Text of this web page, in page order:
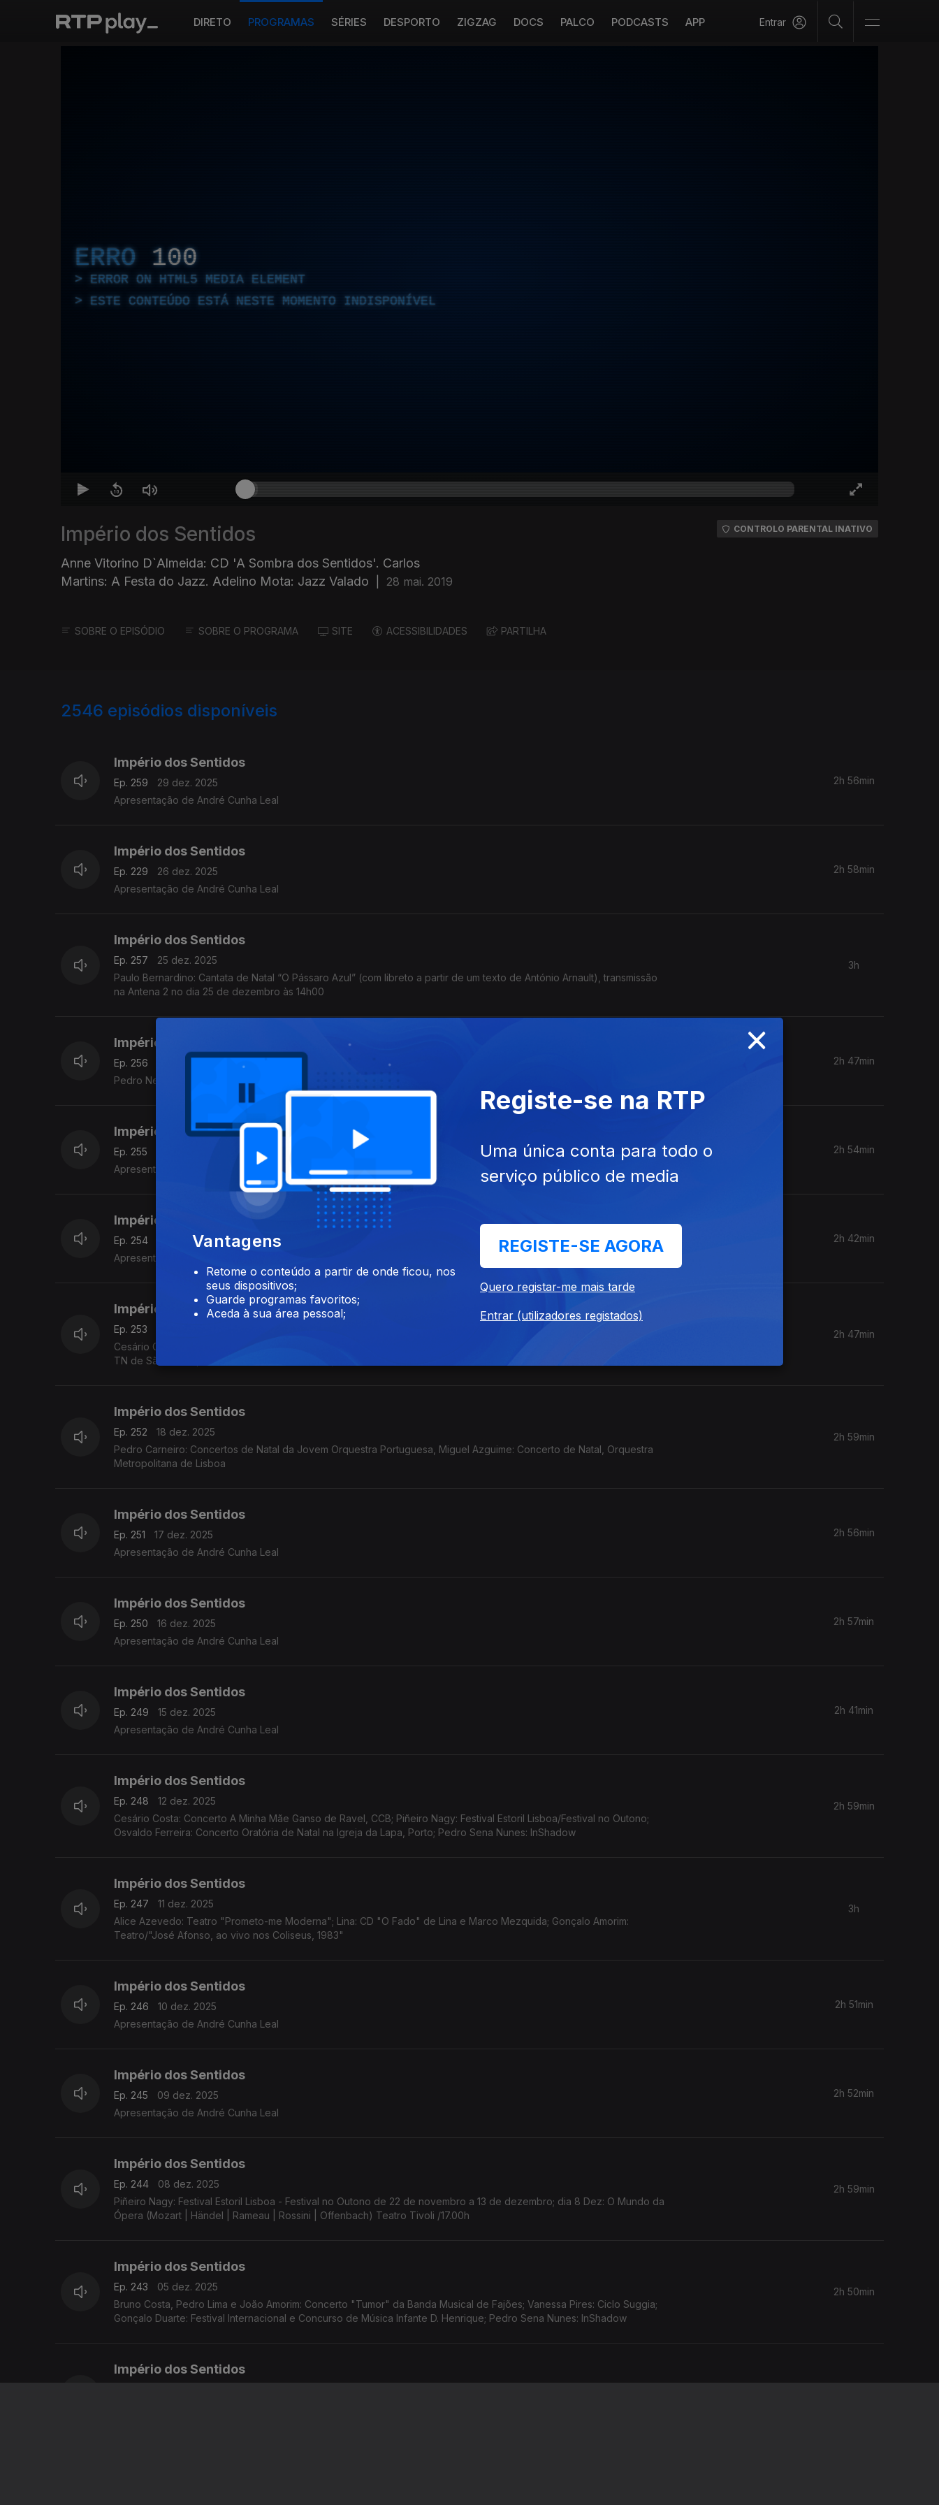
DIRETO PROGRAMAS SÉRIES DESPORTO ZIGZAG DOCS PALCO PODCASTS APP Entrar
ERRO 100
ERROR ON HTML5 MEDIA ELEMENT
ESTE CONTEÚDO ESTÁ NESTE MOMENTO INDISPONÍVEL
Império dos Sentidos
Anne Vitorino D`Almeida: CD 'A Sombra dos Sentidos'. Carlos
Martins: A Festa do Jazz. Adelino Mota: Jazz Valado
28 mai. 2019
CONTROLO PARENTAL INATIVO
SOBRE O EPISÓDIO SOBRE O PROGRAMA SITE ACESSIBILIDADES PARTILHA
2546 episódios disponíveis
Império dos Sentidos
Ep. 259
29 dez. 2025
Apresentação de André Cunha Leal
2h 56min
Império dos Sentidos
Ep. 229
26 dez. 2025
Apresentação de André Cunha Leal
2h 58min
Império dos Sentidos
Ep. 257
25 dez. 2025
Paulo Bernardino: Cantata de Natal “O Pássaro Azul” (com libreto a partir de um texto de António Arnault), transmissão
na Antena 2 no dia 25 de dezembro às 14h00
3h
Império dos Sentidos
Ep. 256
Pedro Neves: CD Northern Train (Portajazz); André Carvalho: CD "Of Fragility and Impermanence" (jazz)
2h 47min
Império dos Sentidos
Ep. 255
Apresentação de André Cunha Leal
2h 54min
Império dos Sentidos
Ep. 254
22 dez. 2025
Apresentação de André Cunha Leal
2h 42min
Império dos Sentidos
Ep. 253
Cesário Costa: Concerto de Natal/Missa para a noite de Natal de Ponchielli, pela Orq.Sinfónica Portuguesa e Coro do
TN de São Carlos, dia 21 de dezembro no CCB;
2h 47min
Império dos Sentidos
Ep. 252
18 dez. 2025
Pedro Carneiro: Concertos de Natal da Jovem Orquestra Portuguesa, Miguel Azguime: Concerto de Natal, Orquestra
Metropolitana de Lisboa
2h 59min
Império dos Sentidos
Ep. 251
17 dez. 2025
Apresentação de André Cunha Leal
2h 56min
Império dos Sentidos
Ep. 250
16 dez. 2025
Apresentação de André Cunha Leal
2h 57min
Império dos Sentidos
Ep. 249
15 dez. 2025
Apresentação de André Cunha Leal
2h 41min
Império dos Sentidos
Ep. 248
12 dez. 2025
Cesário Costa: Concerto A Minha Mãe Ganso de Ravel, CCB; Piñeiro Nagy: Festival Estoril Lisboa/Festival no Outono;
Osvaldo Ferreira: Concerto Oratória de Natal na Igreja da Lapa, Porto; Pedro Sena Nunes: InShadow
2h 59min
Império dos Sentidos
Ep. 247
11 dez. 2025
Alice Azevedo: Teatro "Prometo-me Moderna"; Lina: CD "O Fado" de Lina e Marco Mezquida; Gonçalo Amorim:
Teatro/"José Afonso, ao vivo nos Coliseus, 1983"
3h
Império dos Sentidos
Ep. 246
10 dez. 2025
Apresentação de André Cunha Leal
2h 51min
Império dos Sentidos
Ep. 245
09 dez. 2025
Apresentação de André Cunha Leal
2h 52min
Império dos Sentidos
Ep. 244
08 dez. 2025
Piñeiro Nagy: Festival Estoril Lisboa - Festival no Outono de 22 de novembro a 13 de dezembro; dia 8 Dez: O Mundo da
Ópera (Mozart | Händel | Rameau | Rossini | Offenbach) Teatro Tivoli /17.00h
2h 59min
Império dos Sentidos
Ep. 243
05 dez. 2025
Bruno Costa, Pedro Lima e João Amorim: Concerto "Tumor" da Banda Musical de Fajões; Vanessa Pires: Ciclo Suggia;
Gonçalo Duarte: Festival Internacional e Concurso de Música Infante D. Henrique; Pedro Sena Nunes: InShadow
2h 50min
Império dos Sentidos
×
Vantagens
Retome o conteúdo a partir de onde ficou, nos
seus dispositivos;
Guarde programas favoritos;
Aceda à sua área pessoal;
Registe-se na RTP
Uma única conta para todo o
serviço público de media
REGISTE-SE AGORA
Quero registar-me mais tarde
Entrar (utilizadores registados)